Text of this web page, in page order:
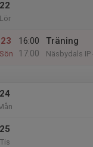
22
Lör
23
Sön
16:00
17:00
Träning
Näsbydals IP
24
25
Tis